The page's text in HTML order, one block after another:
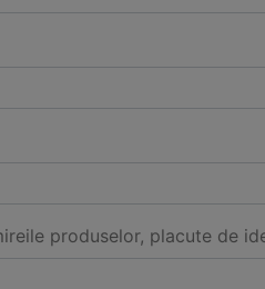
produselor, placute de